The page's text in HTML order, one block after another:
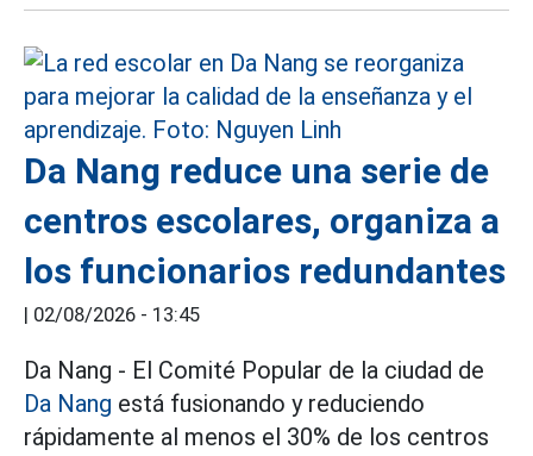
Da Nang reduce una serie de
centros escolares, organiza a
los funcionarios redundantes
| 02/08/2026 - 13:45
Da Nang - El Comité Popular de la ciudad de
Da Nang está fusionando y reduciendo
rápidamente al menos el 30% de los centros